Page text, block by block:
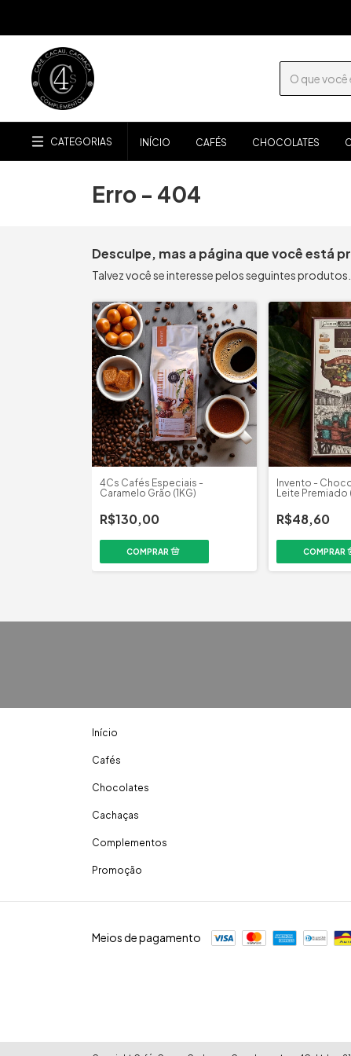
CATEGORIAS INÍCIO CAFÉS CHOCOLATES
Erro - 404
Desculpe, mas a página que você está
Talvez você se interesse pelos seguintes produtos.
4Cs Cafés Especiais -
Caramelo Grão (1KG)
R$130,00
Invento -
Leite Premiado
R$48,60
Início
Cafés
Chocolates
Cachaças
Complementos
Promoção
Meios de pagamento